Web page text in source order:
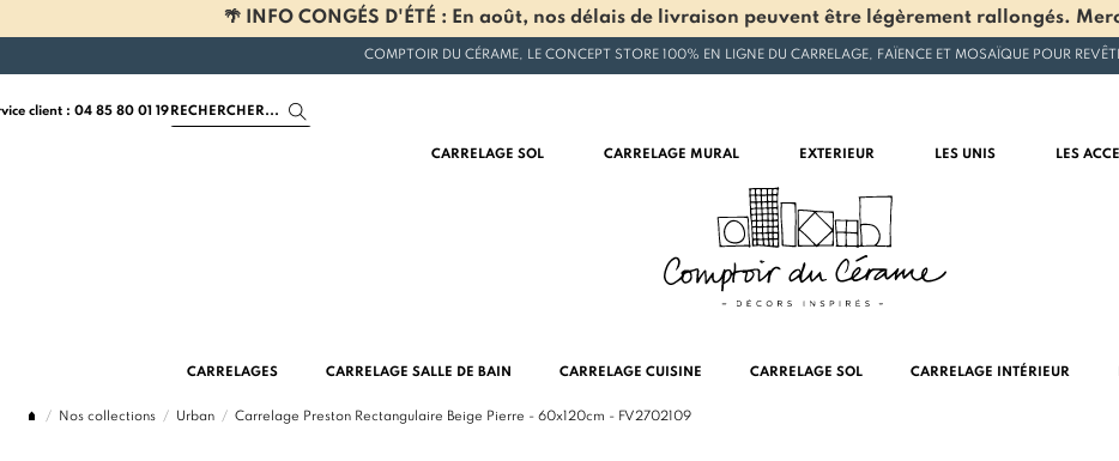
🌴 INFO CONGÉS D'ÉTÉ : En août, nos délais de livraison peuvent être légèrement rallongés.
COMPTOIR DU CÉRAME, LE CONCEPT STORE 100% EN LIGNE DU CARRELAGE, FAÏENCE ET MOSAÏQUE POUR
client : 04 85 80 01 19
CARRELAGE SOL CARRELAGE MURAL EXTERIEUR LES UNIS LES
CARRELAGES CARRELAGE SALLE DE BAIN CARRELAGE CUISINE CARRELAGE SOL CARRELAGE INTÉRIEUR
Nos collections Urban Carrelage Preston Rectangulaire Beige Pierre - 60x120cm - FV2702109